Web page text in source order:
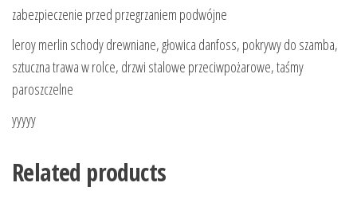
zabezpieczenie przed przegrzaniem podwójne
leroy merlin schody drewniane, głowica danfoss, pokrywy do szamba,
sztuczna trawa w rolce, drzwi stalowe przeciwpożarowe, taśmy
paroszczelne
yyyyy
Related products